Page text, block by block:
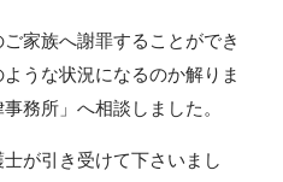
家族へ謝罪することができ
うな状況になるのか解りま
務所」へ相談しました。
が引き受けて下さいまし